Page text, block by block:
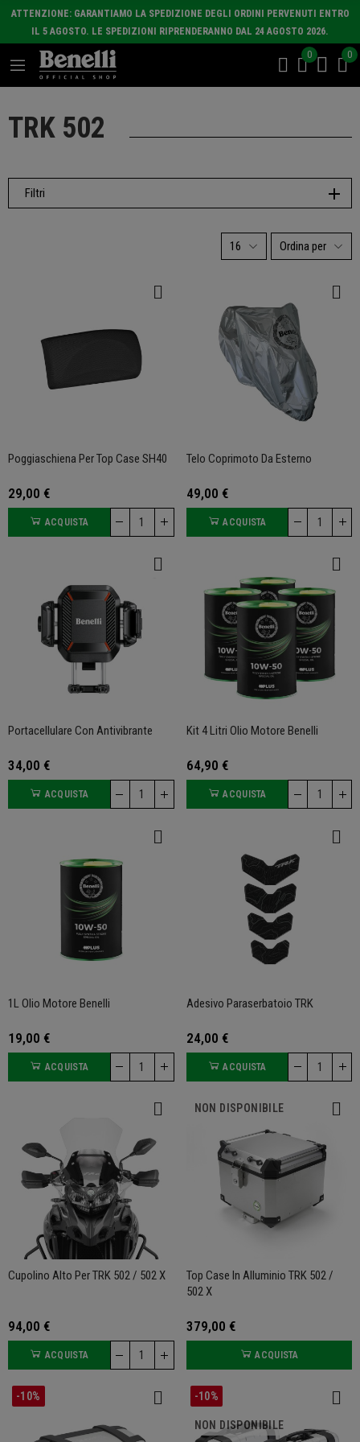
ATTENZIONE: GARANTIAMO LA SPEDIZIONE DEGLI ORDINI PERVENUTI ENTRO
IL 5 AGOSTO. LE SPEDIZIONI RIPRENDERANNO DAL 24 AGOSTO 2026.
0 0
TRK 502
Filtri
16 Ordina per
Poggiaschiena Per Top Case SH40
29,00 €
ACQUISTA
Telo Coprimoto Da Esterno
49,00 €
ACQUISTA
Portacellulare Con Antivibrante
34,00 €
ACQUISTA
Kit 4 Litri Olio Motore Benelli
64,90 €
ACQUISTA
1L Olio Motore Benelli
19,00 €
ACQUISTA
Adesivo Paraserbatoio TRK
24,00 €
ACQUISTA
Cupolino Alto Per TRK 502 / 502 X
94,00 €
ACQUISTA
NON DISPONIBILE
Top Case In Alluminio TRK 502 /
502 X
379,00 €
ACQUISTA
-10%
NON DISPONIBILE
-10%